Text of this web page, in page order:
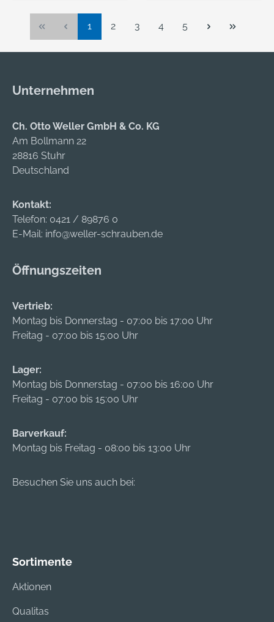
Dreikantverschluss,
gleichschließend mit
2 Schlüsseln und
oss •
Befestigungsart: zum
Bodenhülse •
Herausnehmbar
Lieferung: Ohne
Dreikantschlüssel
Hinweis: Zur
Begrenzung und
Sicherung von
Gustav Alberts
Blumenthal 2, 58849
Herscheid, DE,
+4923579070,
Seite
1 Seite
2 Seite
3 Seite
4 Seite
5
Unternehmen
Ch. Otto Weller GmbH & Co. KG
Am Bollmann 22
28816 Stuhr
Deutschland
Kontakt:
Telefon: 0421 / 89876 0
E-Mail: info@weller-schrauben.de
Öffnungszeiten
Vertrieb:
Montag bis Donnerstag - 07:00 bis 17:00 Uhr
Freitag - 07:00 bis 15:00 Uhr
Lager:
Montag bis Donnerstag - 07:00 bis 16:00 Uhr
Freitag - 07:00 bis 15:00 Uhr
Barverkauf:
Montag bis Freitag - 08:00 bis 13:00 Uhr
Besuchen Sie uns auch bei:
Sortimente
Aktionen
Qualitas